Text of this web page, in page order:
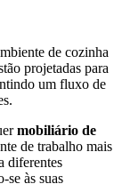
de cozinha
projetadas para
um fluxo de
mobiliário de
de trabalho mais
diferentes
se às suas